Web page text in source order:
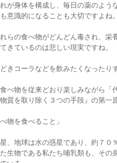
が身体を構成し、毎日の薬のよう
意識的になることも大切ですよね。
らの食べ物がどんどん毒され、栄
きているのは悲しい現実ですね。
きコーラなどを飲みたくなったり
べ物を従来どおり楽しみながら「
質を取り除く３つの手段』の第一
物を食べること」
、地球は水の惑星であり、約７０
生物である私たち哺乳類も、その